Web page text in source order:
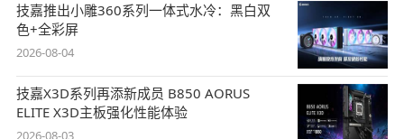
技嘉推出小雕360系列一体式水冷：黑白双
色+全彩屏
2026-08-04
技嘉X3D系列再添新成员 B850 AORUS
ELITE X3D主板强化性能体验
2026-08-03